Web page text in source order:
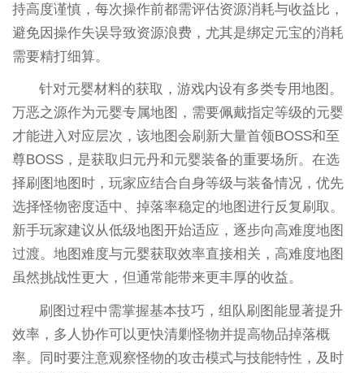
持高度谨慎，每次操作前都需评估资源消耗与收益比，
避免因操作失误导致资源浪费，尤其是绑定元宝的消耗
需要精打细算。
针对元婴材料的获取，游戏内设有多类专用地图。
万恶之源作为元婴专属地图，需要佩戴指定等级的元婴
才能进入对应层次，该地图会刷新大量首领BOSS和至
尊BOSS，是获取归元丹和元婴装备的重要场所。在选
择刷图地图时，玩家应结合自身等级与装备情况，优先
选择怪物密度适中、掉落率稳定的地图进行反复刷取。
新手玩家建议从低级地图开始适应，逐步向高难度地图
过渡。地图难度与元婴获取效率直接相关，高难度地图
虽然挑战性更大，但通常能带来更丰厚的收益。
刷图过程中需掌握基本技巧，组队刷图能显著提升
效率，多人协作可以更快清剿怪物并提高物品掉落概
率。同时要注意观察怪物的攻击模式与技能特性，及时